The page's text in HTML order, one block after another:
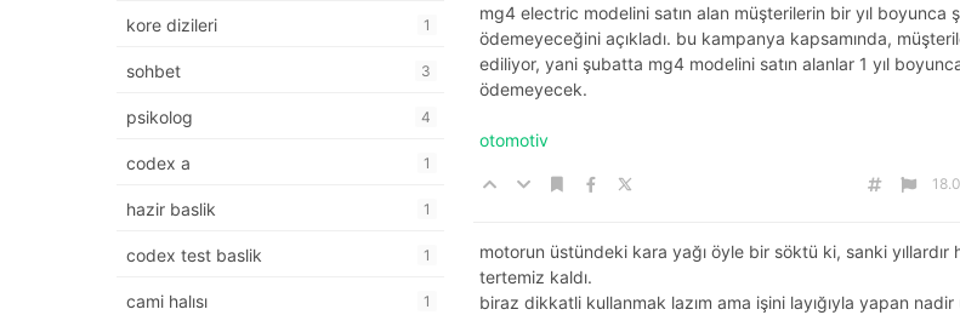
kore dizileri 1
sohbet 3
psikolog 4
codex a 1
hazir baslik 1
codex test baslik 1
cami halısı 1
mg4 electric modelini satın alan müşterilerin bir yıl boyunca
ödemeyeceğini açıkladı. bu kampanya kapsamında,
ediliyor, yani şubatta mg4 modelini satın alanlar 1 yıl
ödemeyecek.
otomotiv
motorun üstündeki kara yağı öyle bir söktü ki, sanki yıllardır
tertemiz kaldı.
biraz dikkatli kullanmak lazım ama işini layığıyla yapan nadir